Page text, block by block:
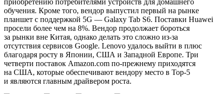
обучения. Кроме того, вендор выпустил первый на рынке
планшет с поддержкой 5G — Galaxy Tab S6. Поставки Huawei
просели более чем на 8%. Вендор продолжает бороться
за рынки вне Китая, однако делать это сложно из-за
отсутствия сервисов Google. Lenovo удалось выйти в плюс
благодаря росту в Японии, США и Западной Европе. Три
четверти поставок Amazon.com по-прежнему приходятся
на США, которые обеспечивают вендору место в Тор-5
и являются главным драйвером роста.